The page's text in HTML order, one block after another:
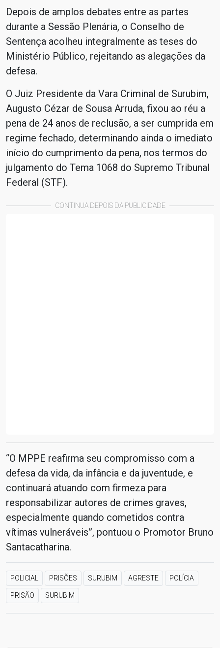
Depois de amplos debates entre as partes
durante a Sessão Plenária, o Conselho de
Sentença acolheu integralmente as teses do
Ministério Público, rejeitando as alegações da
defesa.
O Juiz Presidente da Vara Criminal de Surubim,
Augusto Cézar de Sousa Arruda, fixou ao réu a
pena de 24 anos de reclusão, a ser cumprida em
regime fechado, determinando ainda o imediato
início do cumprimento da pena, nos termos do
julgamento do Tema 1068 do Supremo Tribunal
Federal (STF).
CONTINUA DEPOIS DA PUBLICIDADE
“O MPPE reafirma seu compromisso com a
defesa da vida, da infância e da juventude, e
continuará atuando com firmeza para
responsabilizar autores de crimes graves,
especialmente quando cometidos contra
vítimas vulneráveis”, pontuou o Promotor Bruno
Santacatharina.
POLICIAL PRISÕES SURUBIM AGRESTE POLÍCIA
PRISÃO SURUBIM